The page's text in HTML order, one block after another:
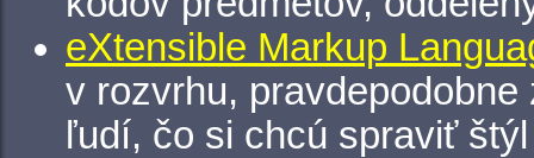
eXtensible Markup
v rozvrhu,
ľudí, čo si chcú spraviť